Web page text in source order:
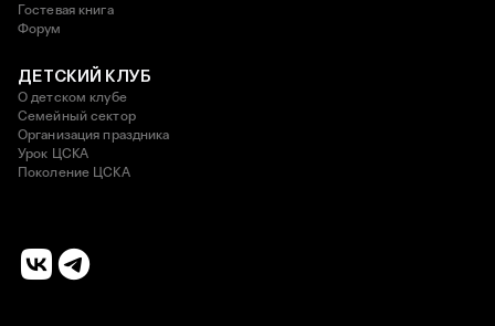
Гостевая книга
Форум
ДЕТСКИЙ КЛУБ
О детском клубе
Семейный сектор
Организация праздника
Урок ЦСКА
Поколение ЦСКА